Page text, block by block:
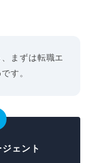
まずは転職エ
す。
ェント